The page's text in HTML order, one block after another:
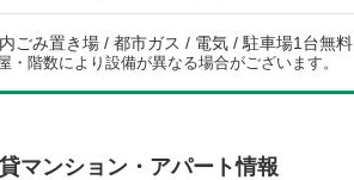
ごみ置き場 / 都市ガス / 電気 / 駐車場1台無料
・階数により設備が異なる場合がございます。
マンション・アパート情報